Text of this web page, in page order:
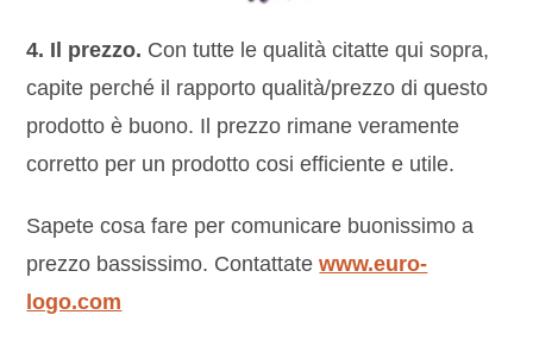
4. Il prezzo. Con tutte le qualità citatte qui sopra,
capite perché il rapporto qualità/prezzo di questo
prodotto è buono. Il prezzo rimane veramente
corretto per un prodotto cosi efficiente e utile.
Sapete cosa fare per comunicare buonissimo a
prezzo bassissimo. Contattatewww.euro-
logo.com